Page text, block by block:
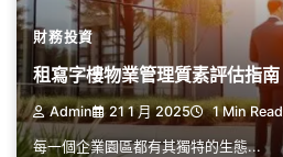
財務投資
租寫字樓物業管理質素評估指南
Admin 21 1 月 2025 1 Min Read
每一個企業園區都有其獨特的生態...